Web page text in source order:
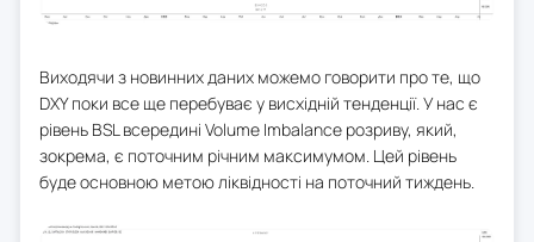
Виходячи з новинних даних можемо говорити про те, що
DXY поки все ще перебуває у висхідній тенденції. У нас є
рівень BSL всередині Volume Imbalance розриву, який,
зокрема, є поточним річним максимумом. Цей рівень
буде основною метою ліквідності на поточний тиждень.